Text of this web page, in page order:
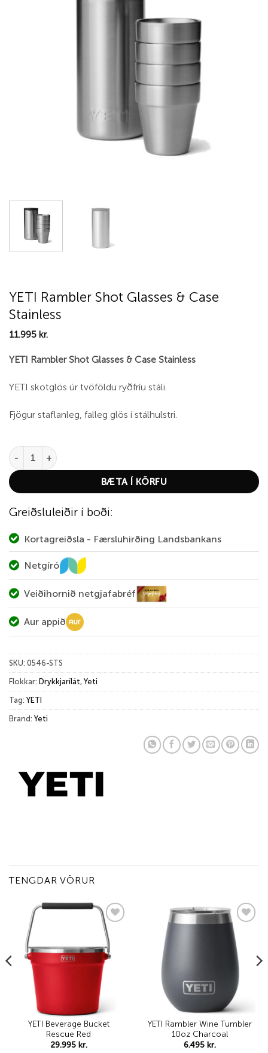
YETI Rambler Shot Glasses & Case
Stainless
11.995 kr.
YETI Rambler Shot Glasses & Case Stainless
YETI skotglös úr tvöföldu ryðfríu stáli.
Fjögur staflanleg, falleg glös í stálhulstri.
YETI Rambler Shot Glasses & Case Stainless quantity
BÆTA Í KÖRFU
Greiðsluleiðir í boði:
Kortagreiðsla - Færsluhirðing Landsbankans
Netgíró
Veiðihornið netgjafabréf
Aur appið
SKU: 0546-STS
Flokkar: Drykkjarílát, Yeti
Tag: YETI
Brand: Yeti
TENGDAR VÖRUR
Add to
wishlist
YETI Beverage Bucket
Rescue Red
29.995 kr.
Add to
wishlist
YETI Rambler Wine Tumbler
10oz Charcoal
6.495 kr.